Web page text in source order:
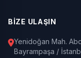
BİZE ULAŞIN
Yenidoğan Mah.
Bayrampaşa /